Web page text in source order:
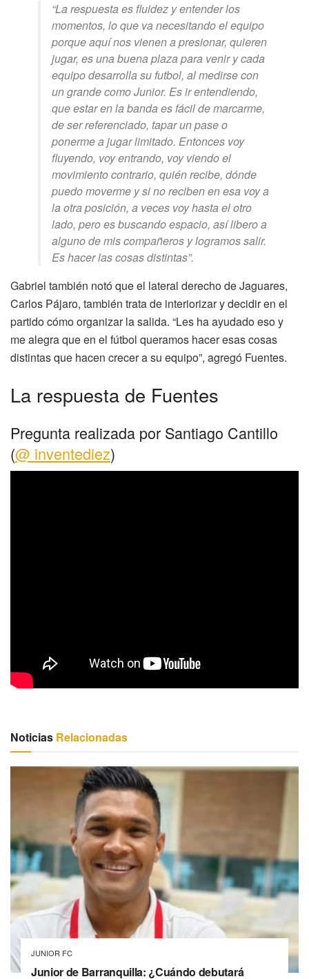
“La respuesta es fluidez y entender los
momentos, lo que va necesitando el equipo
porque aquí nos vienen a presionar, quieren
jugar, es una buena plaza para venir y cada
equipo desarrolla su futbol, al medirse con
un grande como Junior. Es ir entendiendo,
que estar en la banda es fácil de marcarme,
de ser referenciado, tapar un pase o
ponerme a jugar limitado. Entonces voy
fluyendo, voy entrando, voy viendo el
movimiento contrario, quién recibe, dónde
puedo moverme y si no reciben en esa voy a
la otra posición, a veces voy hasta el otro
lado, pero es buscando espacio, así libero a
alguno de mis compañeros y logramos salir.
Es hacer las cosas distintas”.
Gabriel también notó que el lateral derecho de Jaguares,
Carlos Pájaro, también trata de interiorizar y decidir en el
partido cómo organizar la salida. “Les ha ayudado eso y
me alegra que en el fútbol queramos hacer esas cosas
distintas que hacen crecer a su equipo”, agregó Fuentes.
La respuesta de Fuentes
Pregunta realizada por Santiago Cantillo
(@ inventediez)
Noticias Relacionadas
JUNIOR FC
Junior de Barranquilla: ¿Cuándo debutará